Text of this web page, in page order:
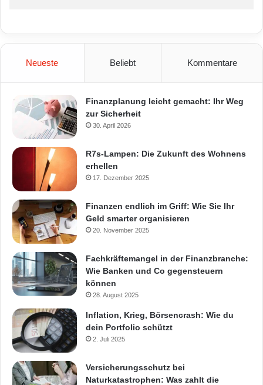
Neueste Beliebt Kommentare
Finanzplanung leicht gemacht: Ihr Weg
zur Sicherheit
30. April 2026
R7s-Lampen: Die Zukunft des Wohnens
erhellen
17. Dezember 2025
Finanzen endlich im Griff: Wie Sie Ihr
Geld smarter organisieren
20. November 2025
Fachkräftemangel in der Finanzbranche:
Wie Banken und Co gegensteuern
können
28. August 2025
Inflation, Krieg, Börsencrash: Wie du
dein Portfolio schützt
2. Juli 2025
Versicherungsschutz bei
Naturkatastrophen: Was zahlt die